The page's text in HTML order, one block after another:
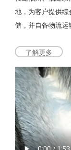
地，为客户提供综
储，并自备物流运
了解更多